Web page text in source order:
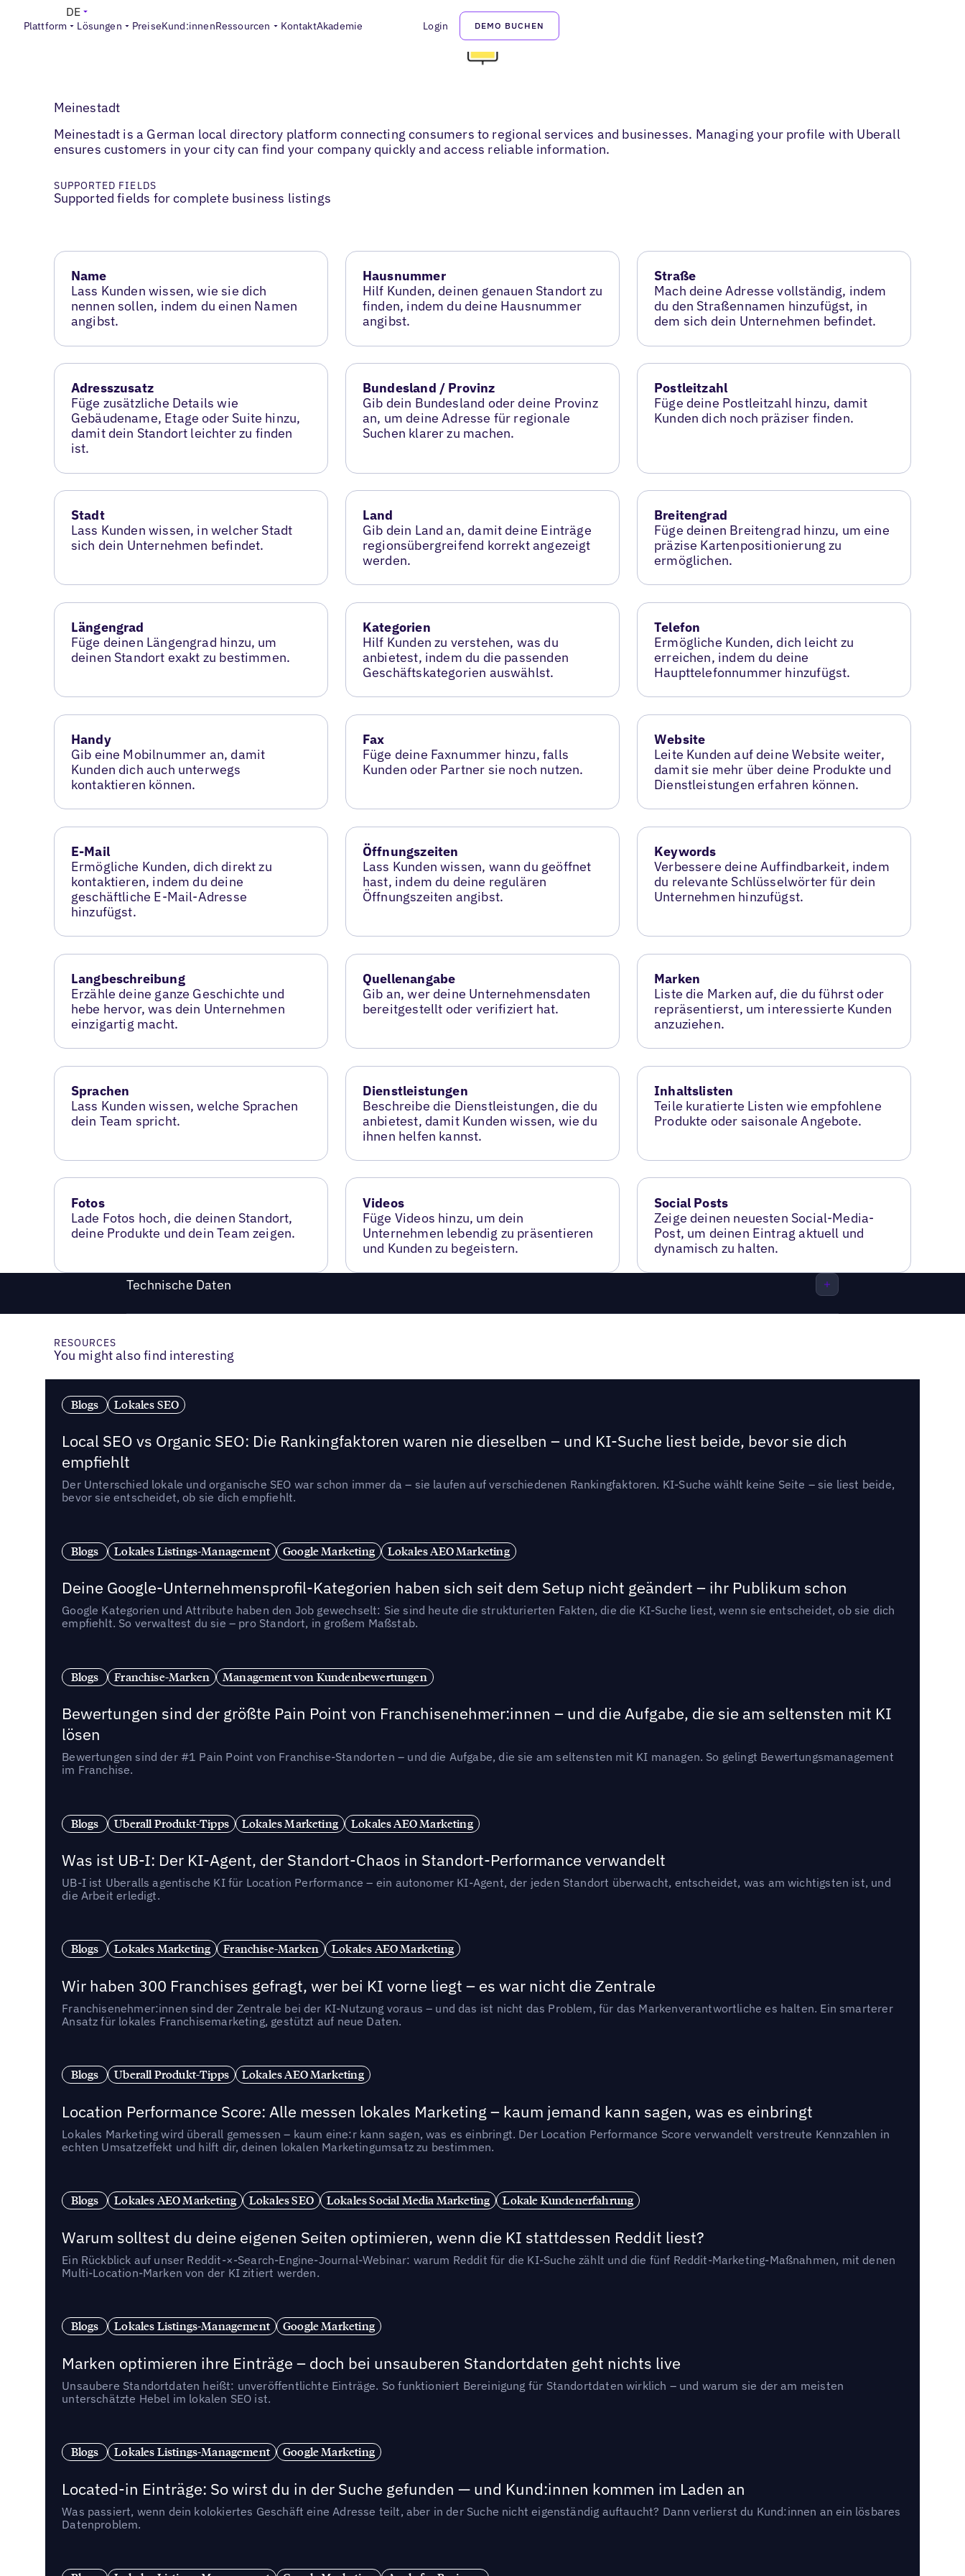
Plattform Lösungen PreiseKund:innenRessourcen KontaktAkademie Login DEMO BUCHEN
DE
Meinestadt
Meinestadt is a German local directory platform connecting consumers to regional services and businesses. Managing your profile with Uberall
ensures customers in your city can find your company quickly and access reliable information.
SUPPORTED FIELDS
Supported fields for complete business listings
Name
Lass Kunden wissen, wie sie dich
nennen sollen, indem du einen Namen
angibst.
Hausnummer
Hilf Kunden, deinen genauen Standort zu
finden, indem du deine Hausnummer
angibst.
Straße
Mach deine Adresse vollständig, indem
du den Straßennamen hinzufügst, in
dem sich dein Unternehmen befindet.
Adresszusatz
Füge zusätzliche Details wie
Gebäudename, Etage oder Suite hinzu,
damit dein Standort leichter zu finden
ist.
Bundesland / Provinz
Gib dein Bundesland oder deine Provinz
an, um deine Adresse für regionale
Suchen klarer zu machen.
Postleitzahl
Füge deine Postleitzahl hinzu, damit
Kunden dich noch präziser finden.
Stadt
Lass Kunden wissen, in welcher Stadt
sich dein Unternehmen befindet.
Land
Gib dein Land an, damit deine Einträge
regionsübergreifend korrekt angezeigt
werden.
Breitengrad
Füge deinen Breitengrad hinzu, um eine
präzise Kartenpositionierung zu
ermöglichen.
Längengrad
Füge deinen Längengrad hinzu, um
deinen Standort exakt zu bestimmen.
Kategorien
Hilf Kunden zu verstehen, was du
anbietest, indem du die passenden
Geschäftskategorien auswählst.
Telefon
Ermögliche Kunden, dich leicht zu
erreichen, indem du deine
Haupttelefonnummer hinzufügst.
Handy
Gib eine Mobilnummer an, damit
Kunden dich auch unterwegs
kontaktieren können.
Fax
Füge deine Faxnummer hinzu, falls
Kunden oder Partner sie noch nutzen.
Website
Leite Kunden auf deine Website weiter,
damit sie mehr über deine Produkte und
Dienstleistungen erfahren können.
E-Mail
Ermögliche Kunden, dich direkt zu
kontaktieren, indem du deine
geschäftliche E-Mail-Adresse
hinzufügst.
Öffnungszeiten
Lass Kunden wissen, wann du geöffnet
hast, indem du deine regulären
Öffnungszeiten angibst.
Keywords
Verbessere deine Auffindbarkeit, indem
du relevante Schlüsselwörter für dein
Unternehmen hinzufügst.
Langbeschreibung
Erzähle deine ganze Geschichte und
hebe hervor, was dein Unternehmen
einzigartig macht.
Quellenangabe
Gib an, wer deine Unternehmensdaten
bereitgestellt oder verifiziert hat.
Marken
Liste die Marken auf, die du führst oder
repräsentierst, um interessierte Kunden
anzuziehen.
Sprachen
Lass Kunden wissen, welche Sprachen
dein Team spricht.
Dienstleistungen
Beschreibe die Dienstleistungen, die du
anbietest, damit Kunden wissen, wie du
ihnen helfen kannst.
Inhaltslisten
Teile kuratierte Listen wie empfohlene
Produkte oder saisonale Angebote.
Fotos
Lade Fotos hoch, die deinen Standort,
deine Produkte und dein Team zeigen.
Videos
Füge Videos hinzu, um dein
Unternehmen lebendig zu präsentieren
und Kunden zu begeistern.
Social Posts
Zeige deinen neuesten Social-Media-
Post, um deinen Eintrag aktuell und
dynamisch zu halten.
Technische Daten
RESOURCES
You might also find interesting
Blogs Lokales SEO
Local SEO vs Organic SEO: Die Rankingfaktoren waren nie dieselben – und KI-Suche liest beide, bevor sie dich
empfiehlt
Der Unterschied lokale und organische SEO war schon immer da – sie laufen auf verschiedenen Rankingfaktoren. KI-Suche wählt keine Seite – sie liest beide,
bevor sie entscheidet, ob sie dich empfiehlt.
Blogs Lokales Listings-Management Google Marketing Lokales AEO Marketing
Deine Google-Unternehmensprofil-Kategorien haben sich seit dem Setup nicht geändert – ihr Publikum schon
Google Kategorien und Attribute haben den Job gewechselt: Sie sind heute die strukturierten Fakten, die die KI-Suche liest, wenn sie entscheidet, ob sie dich
empfiehlt. So verwaltest du sie – pro Standort, in großem Maßstab.
Blogs Franchise-Marken Management von Kundenbewertungen
Bewertungen sind der größte Pain Point von Franchisenehmer:innen – und die Aufgabe, die sie am seltensten mit KI
lösen
Bewertungen sind der #1 Pain Point von Franchise-Standorten – und die Aufgabe, die sie am seltensten mit KI managen. So gelingt Bewertungsmanagement
im Franchise.
Blogs Uberall Produkt-Tipps Lokales Marketing Lokales AEO Marketing
Was ist UB-I: Der KI-Agent, der Standort-Chaos in Standort-Performance verwandelt
UB-I ist Uberalls agentische KI für Location Performance – ein autonomer KI-Agent, der jeden Standort überwacht, entscheidet, was am wichtigsten ist, und
die Arbeit erledigt.
Blogs Lokales Marketing Franchise-Marken Lokales AEO Marketing
Wir haben 300 Franchises gefragt, wer bei KI vorne liegt – es war nicht die Zentrale
Franchisenehmer:innen sind der Zentrale bei der KI-Nutzung voraus – und das ist nicht das Problem, für das Markenverantwortliche es halten. Ein smarterer
Ansatz für lokales Franchisemarketing, gestützt auf neue Daten.
Blogs Uberall Produkt-Tipps Lokales AEO Marketing
Location Performance Score: Alle messen lokales Marketing – kaum jemand kann sagen, was es einbringt
Lokales Marketing wird überall gemessen – kaum eine:r kann sagen, was es einbringt. Der Location Performance Score verwandelt verstreute Kennzahlen in
echten Umsatzeffekt und hilft dir, deinen lokalen Marketingumsatz zu bestimmen.
Blogs Lokales AEO Marketing Lokales SEO Lokales Social Media Marketing Lokale Kundenerfahrung
Warum solltest du deine eigenen Seiten optimieren, wenn die KI stattdessen Reddit liest?
Ein Rückblick auf unser Reddit-×-Search-Engine-Journal-Webinar: warum Reddit für die KI-Suche zählt und die fünf Reddit-Marketing-Maßnahmen, mit denen
Multi-Location-Marken von der KI zitiert werden.
Blogs Lokales Listings-Management Google Marketing
Marken optimieren ihre Einträge – doch bei unsauberen Standortdaten geht nichts live
Unsaubere Standortdaten heißt: unveröffentlichte Einträge. So funktioniert Bereinigung für Standortdaten wirklich – und warum sie der am meisten
unterschätzte Hebel im lokalen SEO ist.
Blogs Lokales Listings-Management Google Marketing
Located-in Einträge: So wirst du in der Suche gefunden — und Kund:innen kommen im Laden an
Was passiert, wenn dein kolokiertes Geschäft eine Adresse teilt, aber in der Suche nicht eigenständig auftaucht? Dann verlierst du Kund:innen an ein lösbares
Datenproblem.